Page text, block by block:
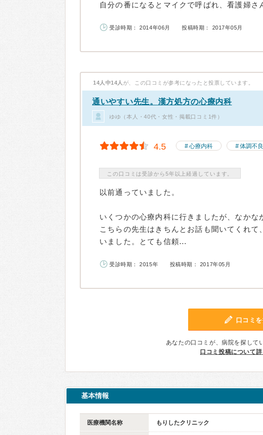
自分の番になるとマイクで呼ばれ、看護婦さ
受診時期： 2014年06月 投稿時期： 2017年05月
14人中14人 が、この口コミが参考になったと投票しています。
通いやすい先生。漢方処方の心療内科
ゆゆ（本人・40代・女性・掲載口コミ1件）
4.5 心療内科 体調不良
この口コミは受診から5年以上経過しています。
以前通っていました。
いくつかの心療内科に行きましたが、なかな
こちらの先生はきちんとお話も聞いてくれて
いました。とても信頼...
受診時期： 2015年 投稿時期： 2017年05月
口コミ
あなたの口コミが、病院を探して
口コミ投稿について
基本情報
医療機関名称 もりしたクリニック